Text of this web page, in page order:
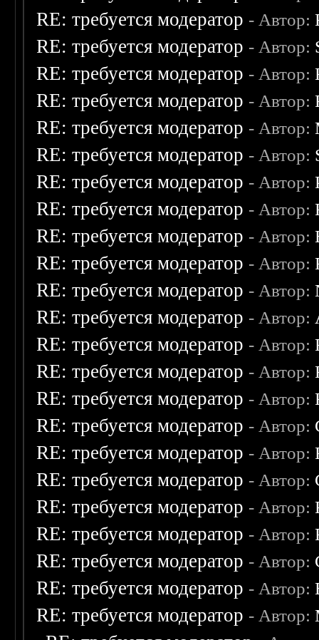
RE: требуется модератор - Автор:
RE: требуется модератор - Автор:
RE: требуется модератор - Автор:
RE: требуется модератор - Автор:
RE: требуется модератор - Автор:
RE: требуется модератор - Автор:
RE: требуется модератор - Автор:
RE: требуется модератор - Автор:
RE: требуется модератор - Автор:
RE: требуется модератор - Автор:
RE: требуется модератор - Автор:
RE: требуется модератор - Автор:
RE: требуется модератор - Автор:
RE: требуется модератор - Автор:
RE: требуется модератор - Автор:
RE: требуется модератор - Автор:
RE: требуется модератор - Автор:
RE: требуется модератор - Автор:
RE: требуется модератор - Автор:
RE: требуется модератор - Автор:
RE: требуется модератор - Автор:
RE: требуется модератор - Автор:
RE: требуется модератор - Автор: